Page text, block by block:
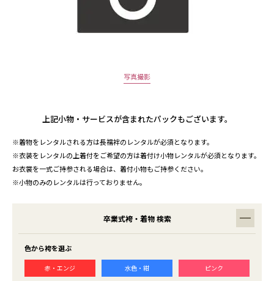
写真撮影
上記小物・サービスが含まれたパックもございます。
※着物をレンタルされる方は長襦袢のレンタルが必須となります。
※衣装をレンタルの上着付をご希望の方は着付け小物レンタルが必須となります。
お衣裳を一式ご持参される場合は、着付小物もご持参ください。
※小物のみのレンタルは行っておりません。
卒業式袴・着物 検索
色から袴を選ぶ
赤・エンジ 水色・紺 ピンク